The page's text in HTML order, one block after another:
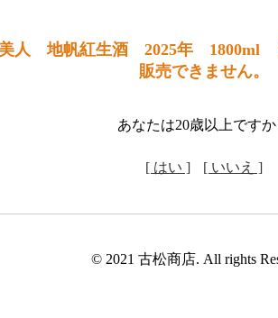
美人 地帆紅生酒 2025年 1800ml
販売できません。
あなたは20歳以上ですか
[ はい ] [ いいえ ]
© 2021 古松商店. All rights